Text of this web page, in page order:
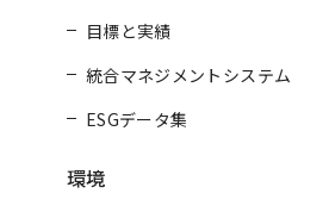
目標と実績
統合マネジメントシステム
ESGデータ集
環境